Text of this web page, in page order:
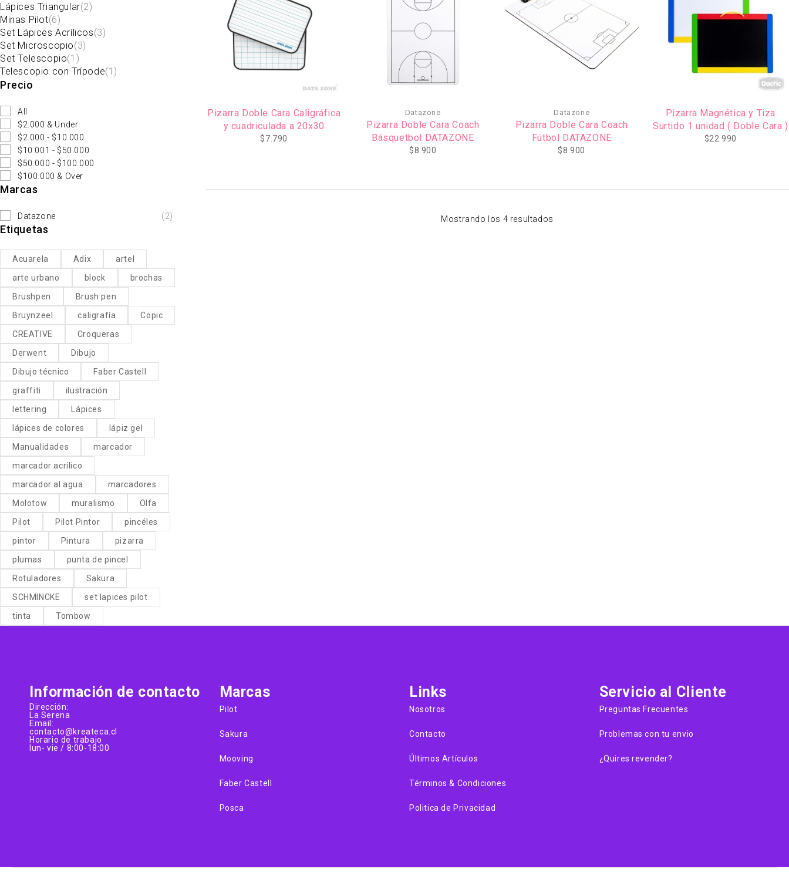
Lápices Triangular(2)
Minas Pilot(6)
Set Lápices Acrílicos(3)
Set Microscopio(3)
Set Telescopio(1)
Telescopio con Trípode(1)
Precio
All
$2.000 & Under
$2.000 - $10.000
$10.001 - $50.000
$50.000 - $100.000
$100.000 & Over
Marcas
Datazone (2)
Etiquetas
Acuarela Adix
artel
arte urbano
block
brochas
Brushpen
Brush pen
Bruynzeel
caligrafía
Copic
CREATIVE
Croqueras
Derwent
Dibujo
Dibujo técnico
Faber Castell
graffiti
ilustración
lettering
Lápices
lápices de colores
lápiz gel
Manualidades
marcador
marcador acrílico
marcador al agua
marcadores
Molotow
muralismo
Olfa
Pilot
Pilot Pintor
pincéles
pintor
Pintura
pizarra
plumas
punta de pincel
Rotuladores
Sakura
SCHMINCKE
set lapices pilot
tinta
Tombow
Pizarra Doble Cara Caligráfica
y cuadriculada a 20x30
$7.790
Datazone
Pizarra Doble Cara Coach
Básquetbol DATAZONE
$8.900
Datazone
Pizarra Doble Cara Coach
Fútbol DATAZONE
$8.900
Pizarra Magnética y Tiza
Surtido 1 unidad ( Doble Cara )
$22.990
Mostrando los 4 resultados
Información de contacto
Dirección:
La Serena
Email:
contacto@kreateca.cl
Horario de trabajo
lun- vie / 8:00-18:00
Marcas
Pilot
Sakura
Mooving
Faber Castell
Posca
Links
Nosotros
Contacto
Últimos Artículos
Términos & Condiciones
Politica de Privacidad
Servicio al Cliente
Preguntas Frecuentes
Problemas con tu envio
¿Quires revender?